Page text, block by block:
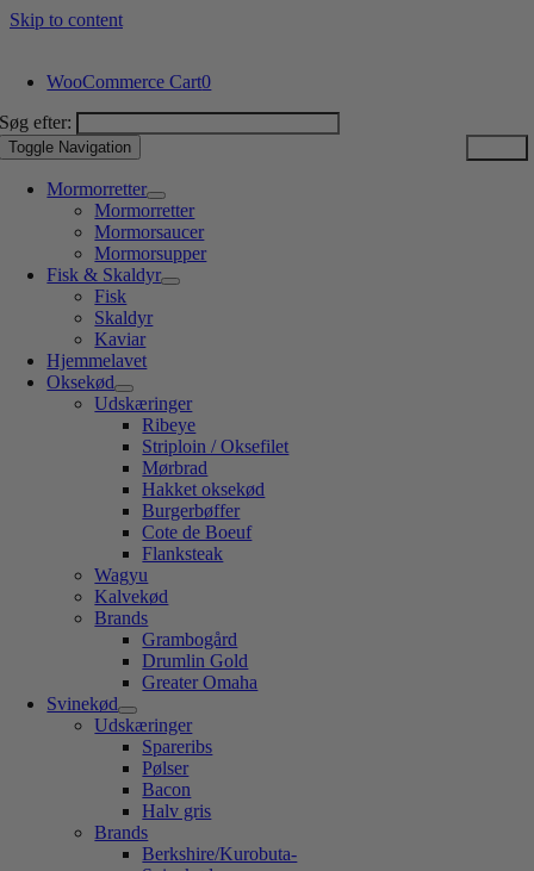
Skip to content
WooCommerce Cart0
Søg efter:
Toggle Navigation
Mormorretter
Mormorretter
Mormorsaucer
Mormorsupper
Fisk & Skaldyr
Fisk
Skaldyr
Kaviar
Hjemmelavet
Oksekød
Udskæringer
Ribeye
Striploin / Oksefilet
Mørbrad
Hakket oksekød
Burgerbøffer
Cote de Boeuf
Flanksteak
Wagyu
Kalvekød
Brands
Grambogård
Drumlin Gold
Greater Omaha
Svinekød
Udskæringer
Spareribs
Pølser
Bacon
Halv gris
Brands
Berkshire/Kurobuta-